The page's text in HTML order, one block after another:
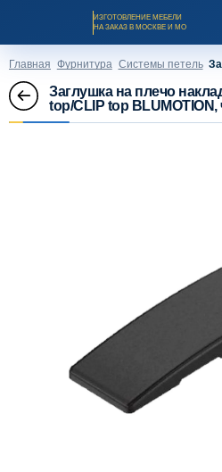
ИЗГОТОВЛЕНИЕ МЕБЕЛИ
НА ЗАКАЗ В МОСКВЕ И МО
Оплата и доставка
Рассрочка и кредит
Главная Фурнитура Системы петель
Заглушка на плечо
top/CLIP top